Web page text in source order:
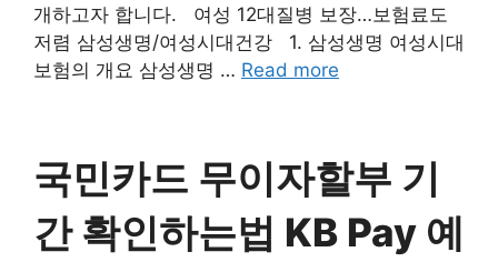
개하고자 합니다. 여성 12대질병 보장…보험료도
저렴 삼성생명/여성시대건강 1. 삼성생명 여성시대
보험의 개요 삼성생명 … Read more
국민카드 무이자할부 기
간 확인하는법 KB Pay 예